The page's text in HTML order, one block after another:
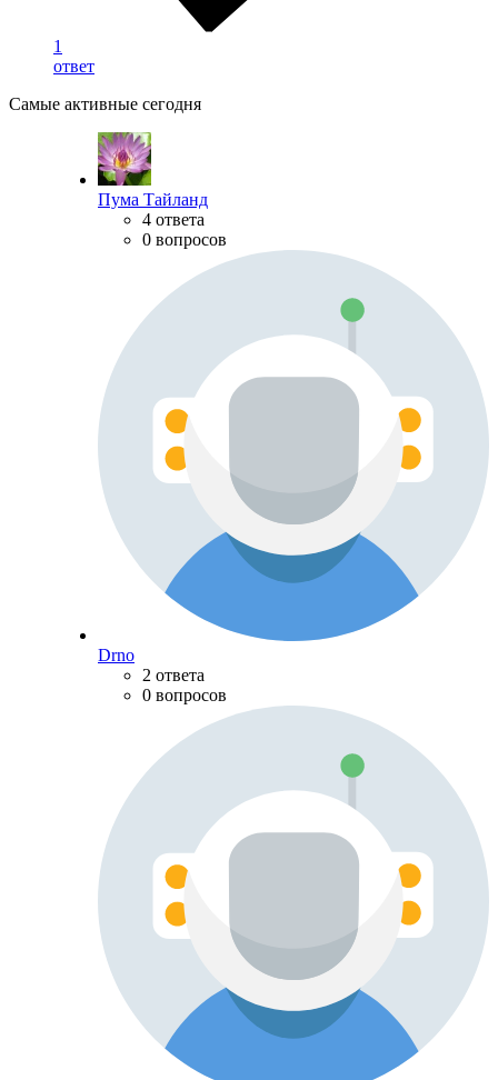
1
ответ
Самые активные сегодня
Пума Тайланд
4 ответа
0 вопросов
Drno
2 ответа
0 вопросов